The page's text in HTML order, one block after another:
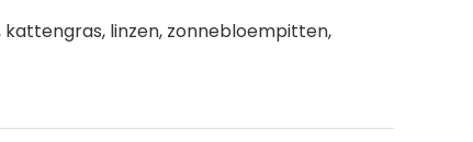
linzen, zonnebloempitten,